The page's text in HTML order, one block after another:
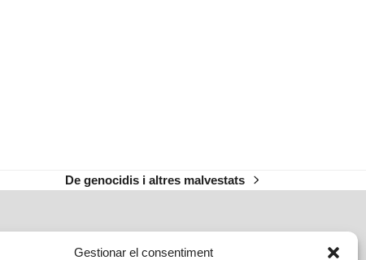
Gestionar el consentiment
next
De genocidis i altres malvestats